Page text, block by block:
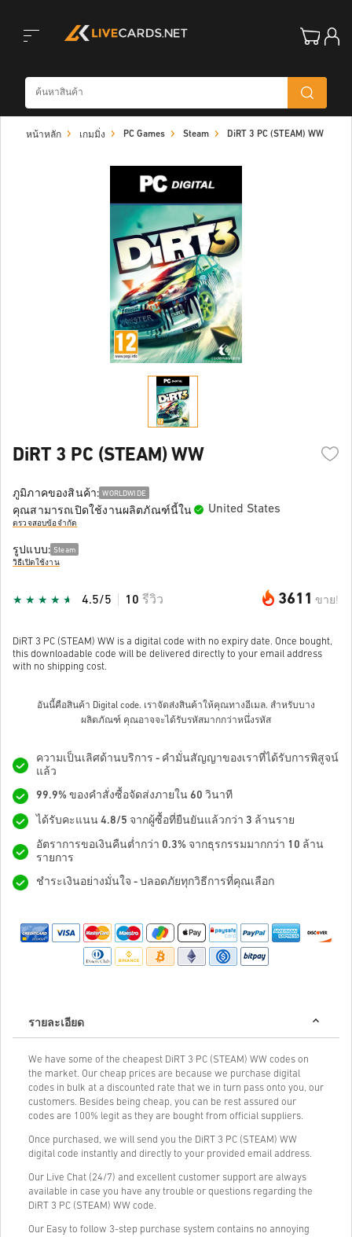
หน้าหลัก เกมมิ่ง PC Games Steam DiRT 3 PC (STEAM) WW
DiRT 3 PC (STEAM) WW
ภูมิภาคของสินค้า: WORLDWIDE
คุณสามารถเปิดใช้งานผลิตภัณฑ์นี้ใน United States
ตรวจสอบข้อจำกัด
รูปแบบ: Steam
วิธีเปิดใช้งาน
3611 ขาย!
4.5/5 10 รีวิว
DiRT 3 PC (STEAM) WW is a digital code with no expiry date. Once bought,
this downloadable code will be delivered directly to your email address
with no shipping cost.
อันนี้คือสินค้า Digital code. เราจัดส่งสินค้าให้คุณทางอีเมล. สำหรับบาง
ผลิตภัณฑ์ คุณอาจจะได้รับรหัสมากกว่าหนึ่งรหัส
ความเป็นเลิศด้านบริการ - คำมั่นสัญญาของเราที่ได้รับการพิสูจน์
แล้ว
99.9% ของคำสั่งซื้อจัดส่งภายใน 60 วินาที
ได้รับคะแนน 4.8/5 จากผู้ซื้อที่ยืนยันแล้วกว่า 3 ล้านราย
อัตราการขอเงินคืนต่ำกว่า 0.3% จากธุรกรรมมากกว่า 10 ล้าน
รายการ
ชำระเงินอย่างมั่นใจ - ปลอดภัยทุกวิธีการที่คุณเลือก
รายละเอียด
We have some of the cheapest DiRT 3 PC (STEAM) WW codes on
the market. Our cheap prices are because we purchase digital
codes in bulk at a discounted rate that we in turn pass onto you, our
customers. Besides being cheap, you can be rest assured our
codes are 100% legit as they are bought from official suppliers.
Once purchased, we will send you the DiRT 3 PC (STEAM) WW
digital code instantly and directly to your provided email address.
Our Live Chat (24/7) and excellent customer support are always
available in case you have any trouble or questions regarding the
DiRT 3 PC (STEAM) WW code.
Our Easy to follow 3-step purchase system contains no annoying